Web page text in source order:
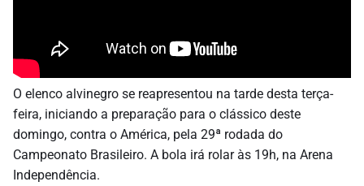
O elenco alvinegro se reapresentou na tarde desta terça-
feira, iniciando a preparação para o clássico deste
domingo, contra o América, pela 29ª rodada do
Campeonato Brasileiro. A bola irá rolar às 19h, na Arena
Independência.